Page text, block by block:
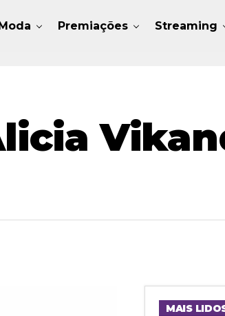
Premiações Streaming
MAIS